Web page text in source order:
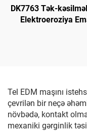
DK7763 Tək-
Elektroeroziya
Tel EDM maşını
çevrilən bir neçə
növbədə, kontakt
mexaniki gərginlik